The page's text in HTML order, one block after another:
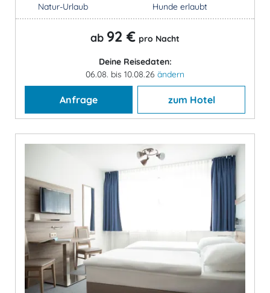
Natur-Urlaub
Hunde erlaubt
ab 92 € pro Nacht
Deine Reisedaten:
06.08. bis 10.08.26 ändern
Anfrage zum Hotel